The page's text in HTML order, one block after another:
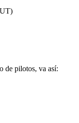
de pilotos, va así: